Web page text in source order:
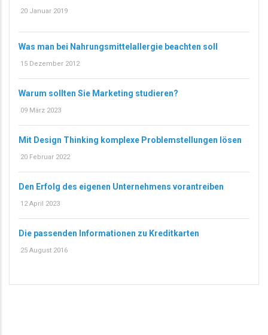
20 Januar 2019
Was man bei Nahrungsmittelallergie beachten soll
15 Dezember 2012
Warum sollten Sie Marketing studieren?
09 März 2023
Mit Design Thinking komplexe Problemstellungen lösen
20 Februar 2022
Den Erfolg des eigenen Unternehmens vorantreiben
12 April 2023
Die passenden Informationen zu Kreditkarten
25 August 2016